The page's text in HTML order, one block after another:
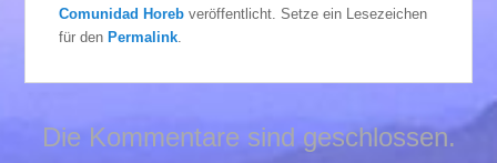
Comunidad Horeb veröffentlicht. Setze ein Lesezeichen
für denPermalink
Die Kommentare sind geschlossen.